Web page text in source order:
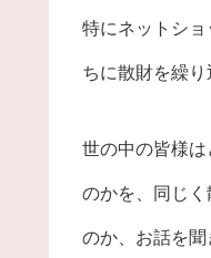
特にネットシ
ちに散財を繰り
世の中の皆様
のかを、同じ
のか、お話を聞